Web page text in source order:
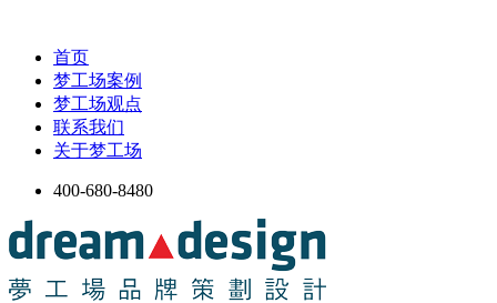
首页
梦工场案例
梦工场观点
联系我们
关于梦工场
400-680-8480